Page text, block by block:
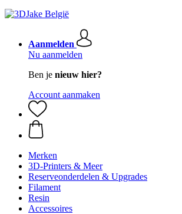
Aanmelden
Nu aanmelden
Ben je nieuw hier?
Account aanmaken
Merken
3D-Printers & Meer
Reserveonderdelen & Upgrades
Filament
Resin
Accessoires